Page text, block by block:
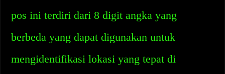
pos ini terdiri dari 8 digit angka yang
berbeda yang dapat digunakan untuk
mengidentifikasi lokasi yang tepat di